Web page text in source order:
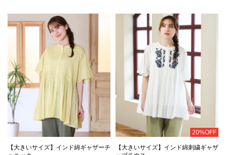
【大きいサイズ】インド綿ギャザーチ
20%OFF
【大きいサイズ】インド綿刺繍ギャザ